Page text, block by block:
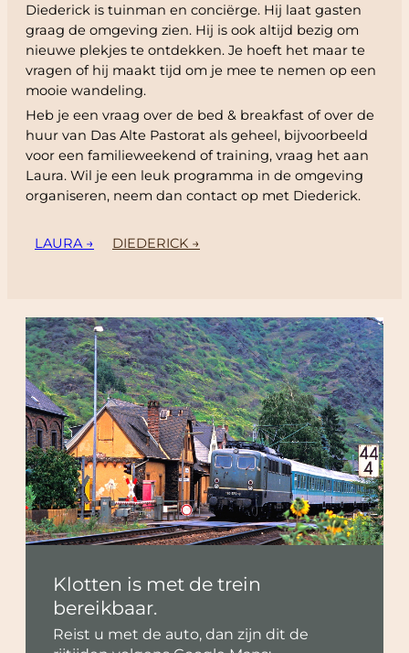
Diederick is tuinman en conciërge. Hij laat gasten
graag de omgeving zien. Hij is ook altijd bezig om
nieuwe plekjes te ontdekken. Je hoeft het maar te
vragen of hij maakt tijd om je mee te nemen op een
mooie wandeling.
Heb je een vraag over de bed & breakfast of over de
huur van Das Alte Pastorat als geheel, bijvoorbeeld
voor een familieweekend of training, vraag het aan
Laura. Wil je een leuk programma in de omgeving
organiseren, neem dan contact op met Diederick.
LAURA → DIEDERICK →
Klotten is met de trein
bereikbaar.
Reist u met de auto, dan zijn dit de